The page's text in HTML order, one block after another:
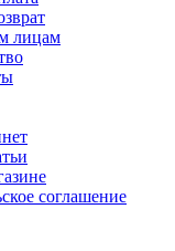
лицам
соглашение